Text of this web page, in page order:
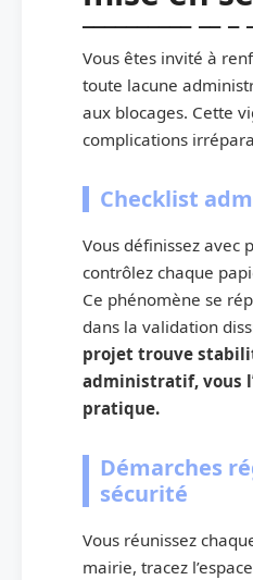
Vous êtes invité à
toute lacune
aux blocages. Cette
complications
Checklist
Vous définissez avec
contrôlez chaque
Ce phénomène se
dans la validation
projet trouve
administratif, vous
pratique.
Démarches
sécurité
Vous réunissez
mairie, tracez